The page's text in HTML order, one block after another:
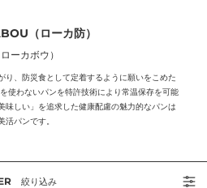
（ローカ防）
ローカボウ）
り、防災食として定着するように願いをこめた
を使わないパンを特許技術により常温保存を可能
味しい」を追求した健康配慮の魅力的なパンは
パンです。
絞り込み